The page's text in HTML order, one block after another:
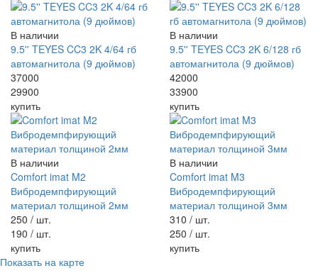
В наличии
9.5'' TEYES CC3 2K 4/64 гб
автомагнитола (9 дюймов)
37000
29900
купить
В наличии
9.5'' TEYES CC3 2K 6/128 гб
автомагнитола (9 дюймов)
42000
33900
купить
В наличии
Comfort imat M2
Вибродемпфирующий
материал толщиной 2мм
250 / шт.
190 / шт.
купить
В наличии
Comfort imat M3
Вибродемпфирующий
материал толщиной 3мм
310 / шт.
250 / шт.
купить
Показать на карте